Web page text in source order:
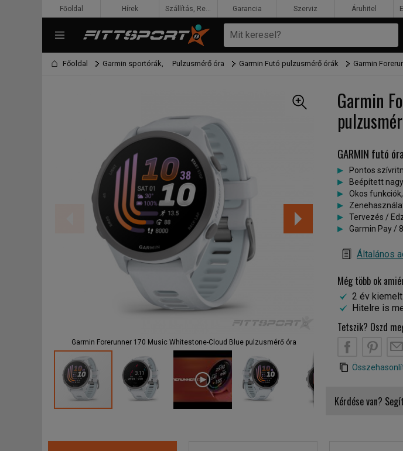
Főoldal Garmin sportórák, Pulzusmérő óra Garmin Futó pulzusmérő órák Garmin
Garmin
Garmin Forerunner 170 Music Whitestone-Cloud Blue pulzusmérő óra Garmin Forerunner
GARMIN futó
Pontos
Beépített
Okos
Tervezés /
Garmin Pay /
Általános
Még több ok
2 év
Hitelre is
Tetszik? Oszd
PT
Kérdése van?
Főoldal Hírek Szállítás, Rendelés, Fizetés Garancia Szerviz Áruhitel